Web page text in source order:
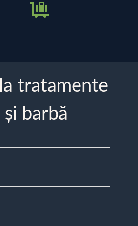
tratamente
barbă